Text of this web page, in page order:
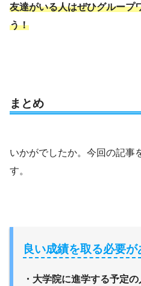
友達がいる人はぜひグループ
う！
まとめ
いかがでしたか。今回の記事
す。
良い成績を取る必要が
・大学院に進学する予定の